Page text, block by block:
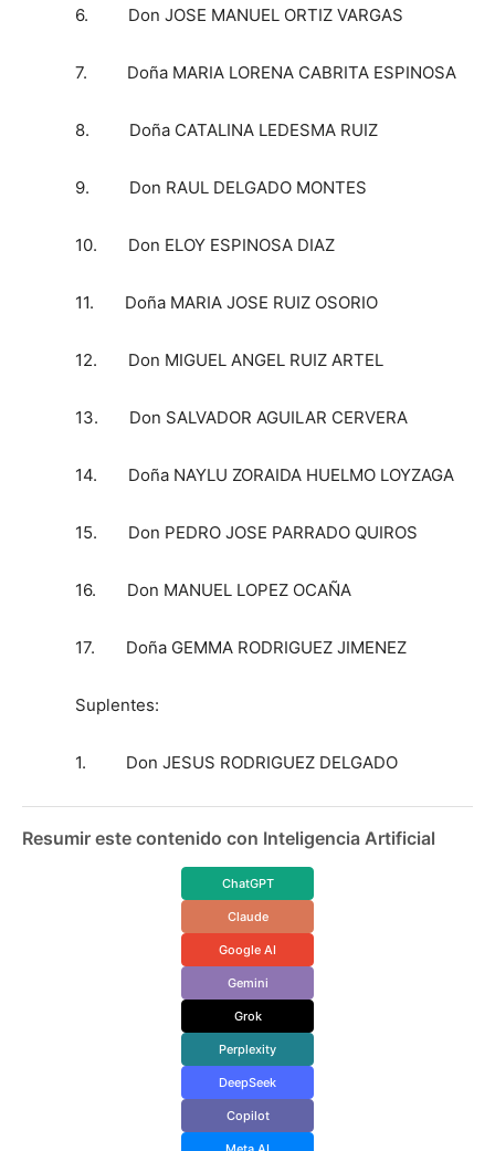
6. Don JOSE MANUEL ORTIZ VARGAS
7. Doña MARIA LORENA CABRITA ESPINOSA
8. Doña CATALINA LEDESMA RUIZ
9. Don RAUL DELGADO MONTES
10. Don ELOY ESPINOSA DIAZ
11. Doña MARIA JOSE RUIZ OSORIO
12. Don MIGUEL ANGEL RUIZ ARTEL
13. Don SALVADOR AGUILAR CERVERA
14. Doña NAYLU ZORAIDA HUELMO LOYZAGA
15. Don PEDRO JOSE PARRADO QUIROS
16. Don MANUEL LOPEZ OCAÑA
17. Doña GEMMA RODRIGUEZ JIMENEZ
Suplentes:
1. Don JESUS RODRIGUEZ DELGADO
Resumir este contenido con Inteligencia Artificial
ChatGPT
Claude
Google AI
Gemini
Grok
Perplexity
DeepSeek
Copilot